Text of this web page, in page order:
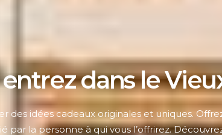
dans le
des idées cadeaux originales et uniques.
par la personne à qui vous l’offrirez.